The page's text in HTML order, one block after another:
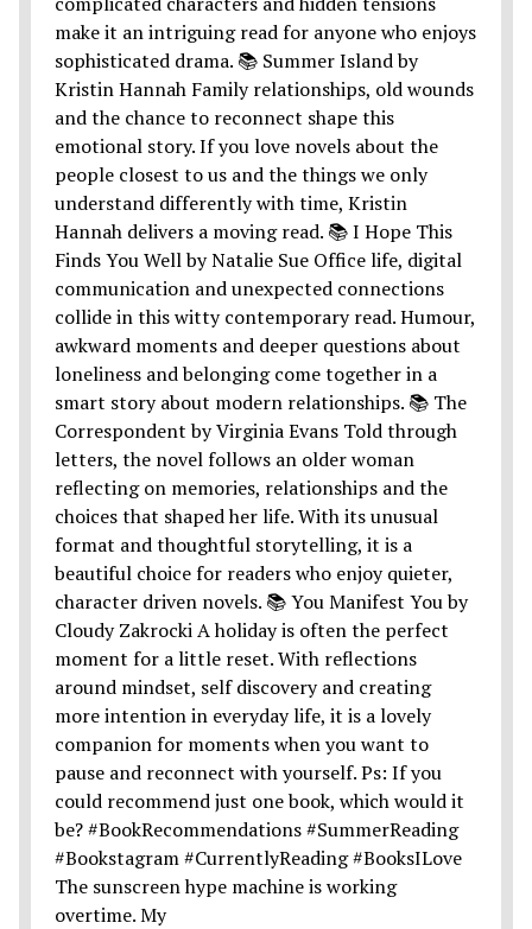
The sunscreen hype machine is working
overtime. My